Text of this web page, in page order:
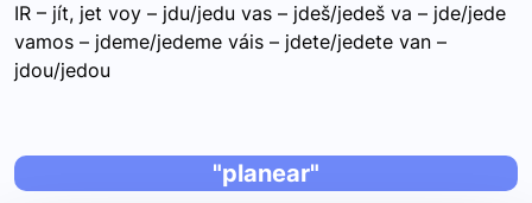
IR – jít, jet voy – jdu/jedu vas – jdeš/jedeš va – jde/jede
vamos – jdeme/jedeme váis – jdete/jedete van –
jdou/jedou
"planear"